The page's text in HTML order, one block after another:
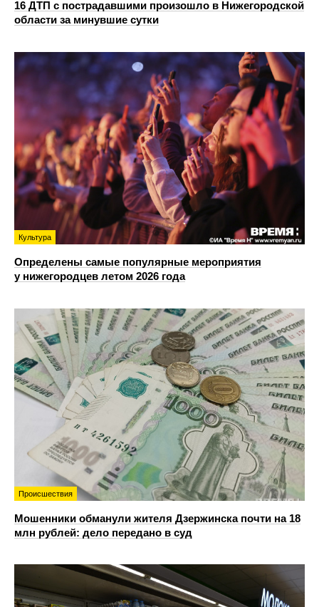
16 ДТП с пострадавшими произошло в Нижегородской
области за минувшие сутки
Культура
Определены самые популярные мероприятия
у нижегородцев летом 2026 года
Происшествия
Мошенники обманули жителя Дзержинска почти на 18
млн рублей: дело передано в суд